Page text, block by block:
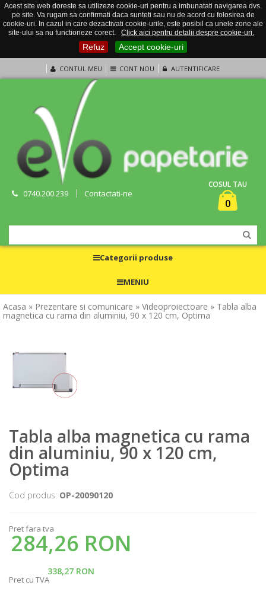
Acest site web doreste sa utilizeze cookie-uri pentru a imbunatati navigarea dvs.
pe site. Va rugam sa confirmati daca sunteti sau nu de acord cu folosirea de
cookie-uri. In cazul in care dezactivati cookie-urile, este posibil ca unele zone ale
site-ului sa nu functioneze corect.
Click aici pentru detalii despre cookie-uri.
Refuz Accept cookie-uri
CONTUL MEU CONT NOU AUTENTIFICARE
0740.200.239 Contactati-ne
COSUL TAU
0
Categorii produse
MENIU
Acasa » Prezentare si comunicare » Videoproiectoare » Tabla alba
magnetica cu rama din aluminiu, 90 x 120 cm, Optima
Tabla alba magnetica cu rama
din aluminiu, 90 x 120 cm,
Optima
Cod produs: OP-20090120
Pret fara tva
284,26 RON
338,27 RON
Pret cu TVA